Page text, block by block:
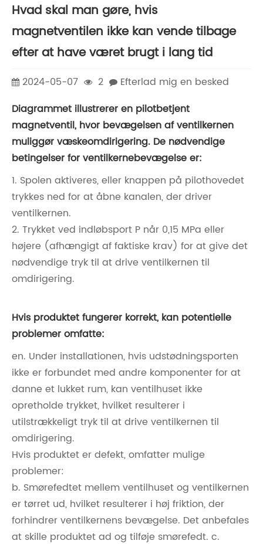
Hvad skal man gøre, hvis
magnetventilen ikke kan vende tilbage
efter at have været brugt i lang tid
2024-05-07 2
Efterlad mig en besked
Diagrammet illustrerer en pilotbetjent
magnetventil, hvor bevægelsen af ​​ventilkernen
muliggør væskeomdirigering. De nødvendige
betingelser for ventilkernebevægelse er:
1. Spolen aktiveres, eller knappen på pilothovedet
trykkes ned for at åbne kanalen, der driver
ventilkernen.
2. Trykket ved indløbsport P når 0,15 MPa eller
højere (afhængigt af faktiske krav) for at give det
nødvendige tryk til at drive ventilkernen til
omdirigering.
Hvis produktet fungerer korrekt, kan potentielle
problemer omfatte:
en. Under installationen, hvis udstødningsporten
ikke er forbundet med andre komponenter for at
danne et lukket rum, kan ventilhuset ikke
opretholde trykket, hvilket resulterer i
utilstrækkeligt tryk til at drive ventilkernen til
omdirigering.
Hvis produktet er defekt, omfatter mulige
problemer:
b. Smørefedtet mellem ventilhuset og ventilkernen
er tørret ud, hvilket resulterer i høj friktion, der
forhindrer ventilkernens bevægelse. Det anbefales
at skille produktet ad og tilføje smørefedt. c.